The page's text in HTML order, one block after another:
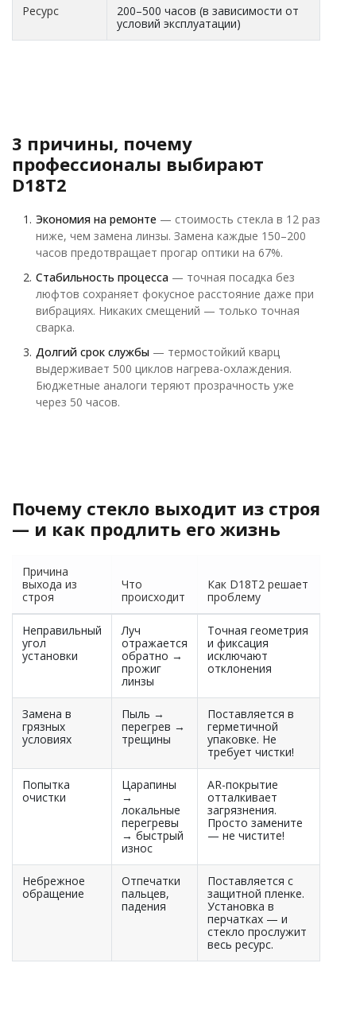
Ресурс
200–500 часов (в зависимости от
условий эксплуатации)
3 причины, почему
профессионалы выбирают
D18T2
Экономия на ремонте — стоимость стекла в 12 раз
ниже, чем замена линзы. Замена каждые 150–200
часов предотвращает прогар оптики на 67%.
Стабильность процесса — точная посадка без
люфтов сохраняет фокусное расстояние даже при
вибрациях. Никаких смещений — только точная
сварка.
Долгий срок службы — термостойкий кварц
выдерживает 500 циклов нагрева-охлаждения.
Бюджетные аналоги теряют прозрачность уже
через 50 часов.
Почему стекло выходит из строя
— и как продлить его жизнь
Причина
выхода из
строя
Что
происходит
Как D18T2 решает
проблему
Неправильный
угол
установки
Луч
отражается
обратно →
прожиг
линзы
Точная геометрия
и фиксация
исключают
отклонения
Замена в
грязных
условиях
Пыль →
перегрев →
трещины
Поставляется в
герметичной
упаковке. Не
требует чистки!
Попытка
очистки
Царапины
→
локальные
перегревы
→ быстрый
износ
AR-покрытие
отталкивает
загрязнения.
Просто замените
— не чистите!
Небрежное
обращение
Отпечатки
пальцев,
падения
Поставляется с
защитной пленке.
Установка в
перчатках — и
стекло прослужит
весь ресурс.